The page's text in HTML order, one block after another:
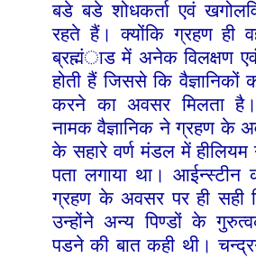
बडे बडे शोधकर्ता एवं
रहते हैं। क्योंकि ग्रहण ही
ब्रह्मंाड में अनेक विलक्षण
होती हैं जिससे कि वैज्ञानिकों
करने का अवसर मिलता है।
नामक वैज्ञानिक ने ग्रहण के
के सहारे वर्ण मंडल में हीलियम
पता लगाया था। आईन्स्टीन
ग्रहण के अवसर पर ही सही
उन्होंने अन्य पिण्डों के
पडने की बात कही थी।